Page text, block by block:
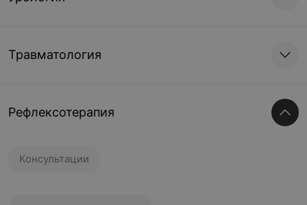
Травматология
Рефлексотерапия
Консультации